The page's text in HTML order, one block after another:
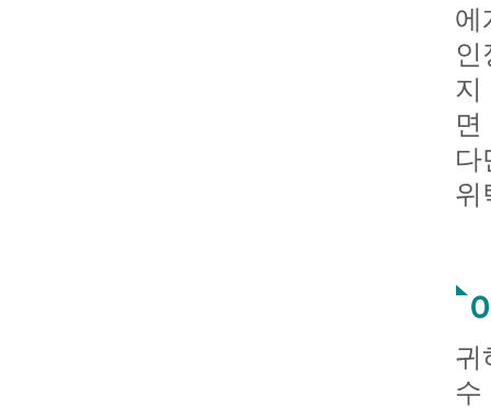
에
인
지
면
다
위
귀
수